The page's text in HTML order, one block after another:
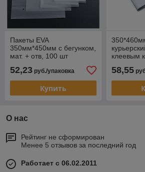
Пакеты EVA
350мм*450мм с бегунком,
мат. + отв, 100 шт
52,23 руб./упаковка
Купить
клеевым
58,55
О нас
Рейтинг не сформирован
Менее 5 отзывов за последний год
Работает с 06.02.2011